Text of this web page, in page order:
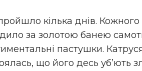
кілька днів.
за золотою банею
пастушки.
що його десь уб’ють